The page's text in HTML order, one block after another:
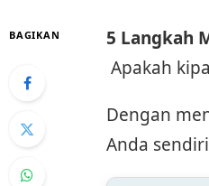
BAGIKAN
5 Langkah
Apakah
Dengan
Anda